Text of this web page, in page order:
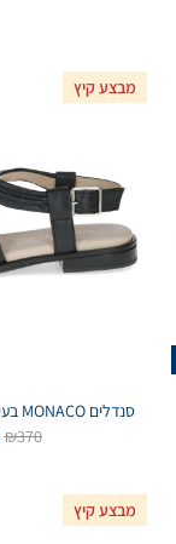
מבצע קיץ
סנדלים MONACO בעיצוב קלאסי בצבע שחור
₪370
מבצע קיץ